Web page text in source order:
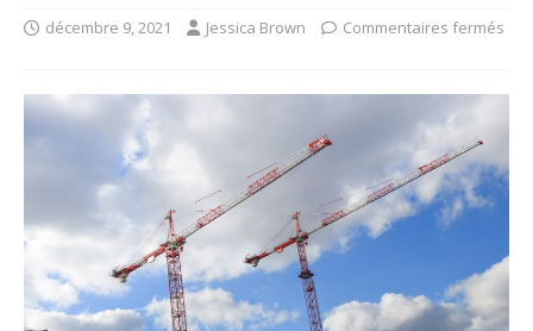
décembre 9, 2021 Jessica Brown Commentaires fermés